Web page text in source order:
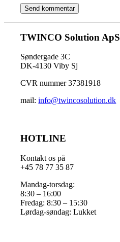
TWINCO Solution ApS
Søndergade 3C
DK-4130 Viby Sj
CVR nummer 37381918
mail:info@twincosolution.dk
HOTLINE
Kontakt os på
+45 78 77 35 87
Mandag-torsdag:
8:30 – 16:00
Fredag: 8:30 – 15:30
Lørdag-søndag: Lukket